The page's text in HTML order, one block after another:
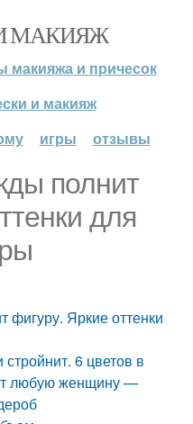
МАКИЯЖ
макияжа и причесок
и макияж
игры отзывы
полнит
для
фигуру. Яркие оттенки
6 цветов в
любую женщину —